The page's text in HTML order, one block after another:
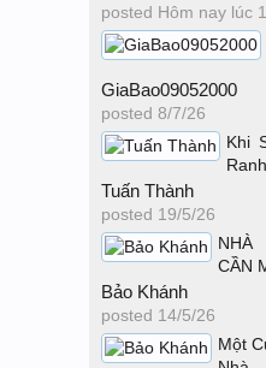
posted Hôm nay lúc
GiaBao09052000
posted 8/7/26
Khi
Tuấn Thành
posted 19/5/26
NHÀ
CẦN
Bảo Khánh
posted 14/5/26
Một